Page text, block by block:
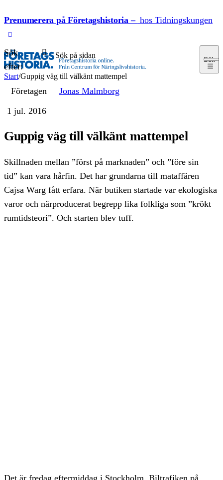
Prenumerera på Företagshistoria – hos Tidningskungen
Sök
efter:
Sök
Start/Guppig väg till välkänt mattempel
Företagen
Jonas Malmborg
1 jul. 2016
Guppig väg till välkänt mattempel
Skillnaden mellan ”först på marknaden” och ”före sin
tid” kan vara hårfin. Det har grundarna till mataffären
Cajsa Warg fått erfara. När butiken startade var ekologiska
varor och närproducerat begrepp lika folkliga som ”krökt
rumtidsteori”. Och starten blev tuff.
Det är fredag eftermiddag i Stockholm. Biltrafiken på